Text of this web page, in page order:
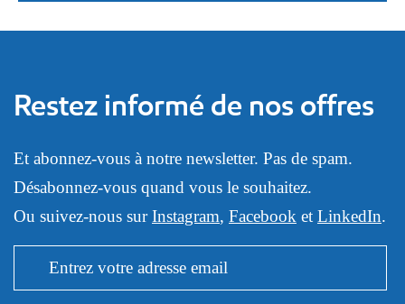
Restez informé de nos offres
Et abonnez-vous à notre newsletter. Pas de spam.
Désabonnez-vous quand vous le souhaitez.
Ou suivez-nous surInstagram, Facebook et LinkedIn.